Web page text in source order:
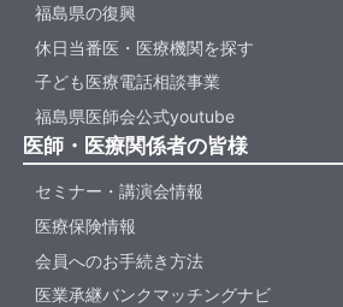
福島県の復興
休日当番医・医療機関を探す
子ども医療電話相談事業
福島県医師会公式youtube
医師・医療関係者の皆様
セミナー・講演会情報
医療保険情報
会員へのお手続き方法
医業承継バンクマッチングナビ